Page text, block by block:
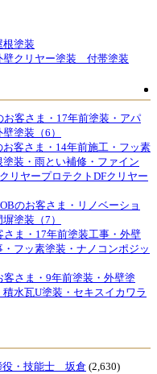
塗装
クリヤー塗装 付帯塗装
お客さま・17年前塗装・アパ
塗装（6）
お客さま・14年前施工・フッ素
装・雨とい補修・ファイン
リヤープロテクトDFクリヤー
のお客さま・リノベーショ
塗装（7）
さま・17年前塗装工事・外壁
フッ素塗装・ナノコンポジッ
客さま・9年前塗装・外壁塗
水瓦U塗装・セキスイカワラ
役・技能士 坂倉 (2,630)